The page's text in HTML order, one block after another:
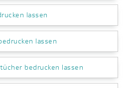
lassen
lassen
bedrucken lassen